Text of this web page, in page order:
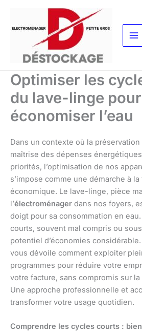
contenu
Optimiser les
du lave-linge pour
économiser l’eau
Dans un contexte où la
maîtrise des dépenses
priorités, l’optimisation de nos
s’impose comme une démarche à
économique. Le lave-linge, pièce
l’électroménager dans nos foyers,
doigt pour sa consommation en
courts, souvent mal compris ou
potentiel d’économies
vous dévoile comment exploiter
programmes pour réduire votre
votre facture, sans compromis sur
Une approche professionnelle et
transformer votre usage quotidien.
Comprendre les cycles courts :